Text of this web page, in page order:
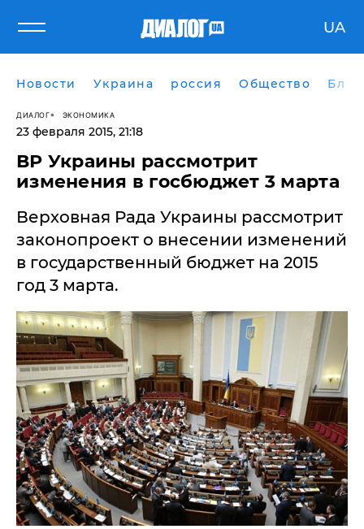
UA
Новости Украина россия Общество
ДИАЛОГ ЭКОНОМИКА
23 февраля 2015, 21:18
ВР Украины рассмотрит
изменения в госбюджет 3 марта
Верховная Рада Украины рассмотрит
законопроект о внесении изменений
в государственный бюджет на 2015
год 3 марта.